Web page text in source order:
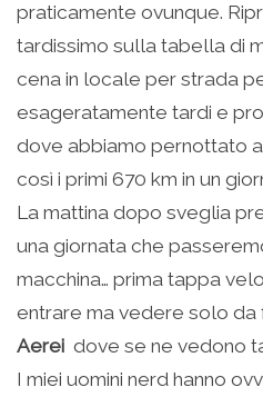
praticamente ovunque.
tardissimo sulla tabella di
cena in locale per strada
esageratamente tardi e
dove abbiamo pernottato
così i primi 670 km in un
La mattina dopo sveglia
una giornata che
macchina… prima tappa
entrare ma vedere solo da
Aerei dove se ne vedono
I miei uomini nerd hanno